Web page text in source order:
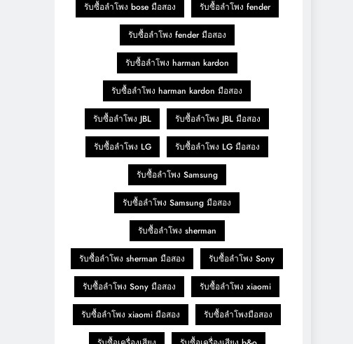
รับซื้อลำโพง bose มือสอง รับซื้อลำโพง fender
รับซื้อลำโพง fender มือสอง
รับซื้อลำโพง harman kardon
รับซื้อลำโพง harman kardon มือสอง
รับซื้อลำโพง JBL รับซื้อลำโพง JBL มือสอง
รับซื้อลำโพง LG รับซื้อลำโพง LG มือสอง
รับซื้อลำโพง Samsung
รับซื้อลำโพง Samsung มือสอง
รับซื้อลำโพง sherman
รับซื้อลำโพง sherman มือสอง รับซื้อลำโพง Sony
รับซื้อลำโพง Sony มือสอง รับซื้อลำโพง xiaomi
รับซื้อลำโพง xiaomi มือสอง รับซื้อลำโพงมือสอง